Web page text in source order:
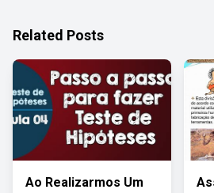
Related Posts
Ao Realizarmos Um